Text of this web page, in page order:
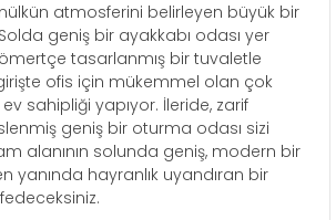
atmosferini belirleyen büyük bir
geniş bir ayakkabı odası yer
tasarlanmış bir tuvaletle
ofis için mükemmel olan çok
sahipliği yapıyor. İleride, zarif
geniş bir oturma odası sizi
alanının solunda geniş, modern bir
yanında hayranlık uyandıran bir